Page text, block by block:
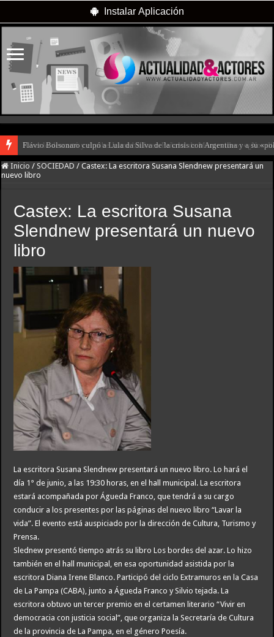
Instalar Aplicación
Flávio Bolsonaro culpó a Lula da Silva de la crisis con Argentina y a su
Inicio / SOCIEDAD / Castex: La escritora Susana Slendnew presentará un
nuevo libro
Castex: La escritora Susana
Slendnew presentará un nuevo
libro
La escritora Susana Slendnew presentará un nuevo libro. Lo hará el
día 1° de junio, a las 19:30 horas, en el hall municipal. La escritora
estará acompañada por Águeda Franco, que tendrá a su cargo
conducir a los presentes por las páginas del nuevo libro “Lavar la
vida”. El evento está auspiciado por la dirección de Cultura, Turismo y
Prensa.
Slednew presentó tiempo atrás su libro Los bordes del azar. Lo hizo
también en el hall municipal, en esa oportunidad asistida por la
escritora Diana Irene Blanco. Participó del ciclo Extramuros en la Casa
de La Pampa (CABA), junto a Águeda Franco y Silvio tejada. La
escritora obtuvo un tercer premio en el certamen literario “Vivir en
democracia con justicia social”, que organiza la Secretaría de Cultura
de la provincia de La Pampa, en el género Poesía.